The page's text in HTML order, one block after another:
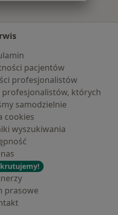
pacjentów
profesjonalistów
których
samodzielnie
cookies
wyszukiwania
prasowe